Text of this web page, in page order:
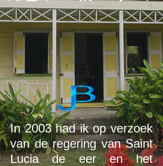
In 2003 had ik op verzoek
van de regering van Saint
Lucia de eer en het